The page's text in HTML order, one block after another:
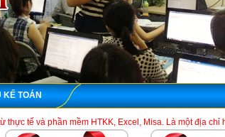
KẾ TOÁN
HTKK, Excel, Misa. Là một địa chỉ học kế toán tốt